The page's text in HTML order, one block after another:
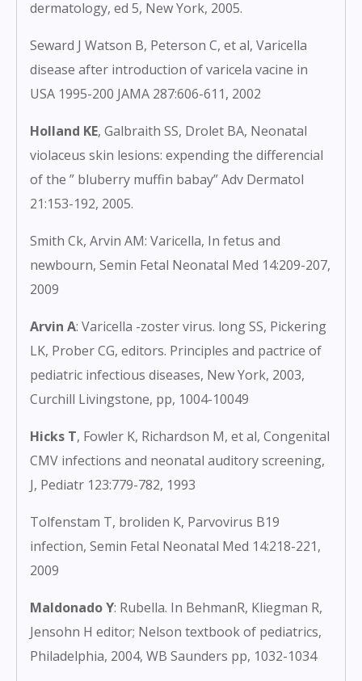
dermatology, ed 5, New York, 2005.
Seward J Watson B, Peterson C, et al, Varicella
disease after introduction of varicela vacine in
USA 1995-200 JAMA 287:606-611, 2002
Holland KE, Galbraith SS, Drolet BA, Neonatal
violaceus skin lesions: expending the differencial
of the ” bluberry muffin babay” Adv Dermatol
21:153-192, 2005.
Smith Ck, Arvin AM: Varicella, In fetus and
newbourn, Semin Fetal Neonatal Med 14:209-207,
2009
Arvin A: Varicella -zoster virus. long SS, Pickering
LK, Prober CG, editors. Principles and pactrice of
pediatric infectious diseases, New York, 2003,
Curchill Livingstone, pp, 1004-10049
Hicks T, Fowler K, Richardson M, et al, Congenital
CMV infections and neonatal auditory screening,
J, Pediatr 123:779-782, 1993
Tolfenstam T, broliden K, Parvovirus B19
infection, Semin Fetal Neonatal Med 14:218-221,
2009
Maldonado Y: Rubella. In BehmanR, Kliegman R,
Jensohn H editor; Nelson textbook of pediatrics,
Philadelphia, 2004, WB Saunders pp, 1032-1034